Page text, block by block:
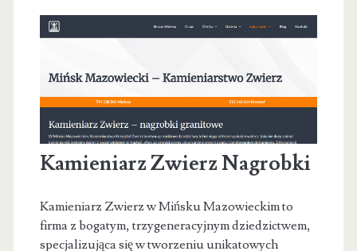
personalny
Mokotów
Kamieniarz Zwierz Nagrobki
Kamieniarz Zwierz w Mińsku Mazowieckim to
firma z bogatym, trzygeneracyjnym dziedzictwem,
specjalizująca się w tworzeniu unikatowych